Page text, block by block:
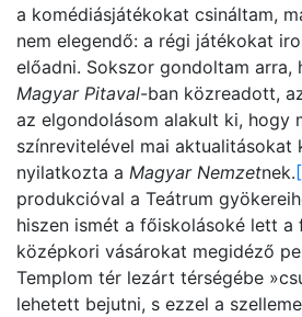
a komédiásjátékokat csináltam,
nem elegendő: a régi játékokat
előadni. Sokszor gondoltam arra,
Magyar Pitaval-ban közreadott,
az elgondolásom alakult ki, hogy
színrevitelével mai aktualitásokat
nyilatkozta a Magyar Nemzetnek.
produkcióval a Teátrum
hiszen ismét a főiskolásoké lett a
középkori vásárokat megidéző
Templom tér lezárt térségébe
lehetett bejutni, s ezzel a